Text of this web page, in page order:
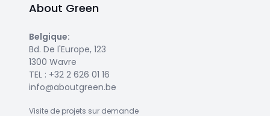
About Green
Belgique:
Bd. De l'Europe, 123
1300 Wavre
TEL : +32 2 626 01 16
info@aboutgreen.be
Visite de projets sur demande